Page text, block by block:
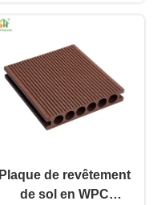
Plaque de revêtement
de sol en WPC